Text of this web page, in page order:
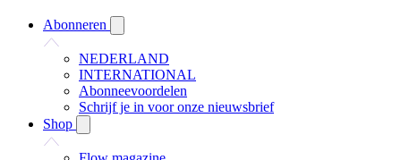
Abonneren
NEDERLAND
INTERNATIONAL
Abonneevoordelen
Schrijf je in voor onze nieuwsbrief
Shop